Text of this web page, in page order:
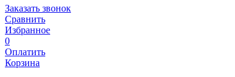
Заказать звонок
Сравнить
Избранное
0
Оплатить
Корзина